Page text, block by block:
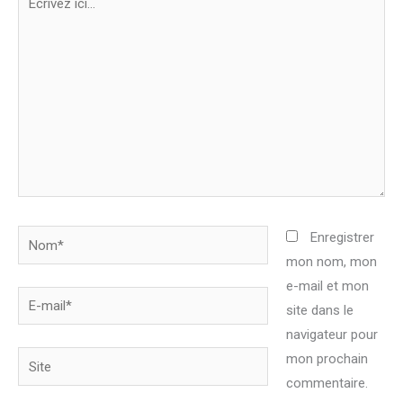
Nom*
E-
mail*
Site
Enregistrer
mon nom, mon
e-mail et mon
site dans le
navigateur pour
mon prochain
commentaire.